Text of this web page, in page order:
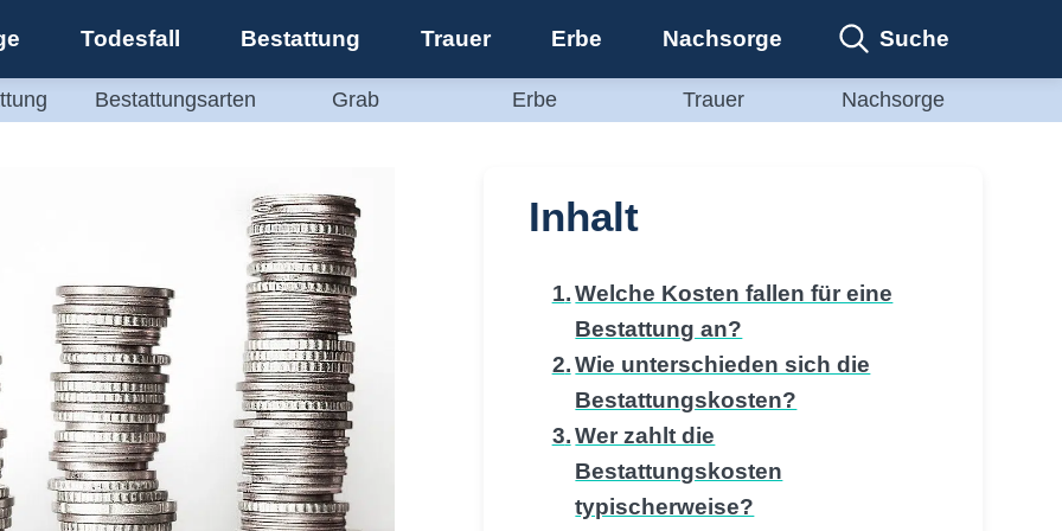
Todesfall Bestattung Trauer Erbe Nachsorge Suche
Bestattungsarten Grab Erbe Trauer Nachsorge
Inhalt
Welche Kosten fallen für eine
Bestattung an?
Wie unterschieden sich die
Bestattungskosten?
Wer zahlt die
Bestattungskosten
typischerweise?